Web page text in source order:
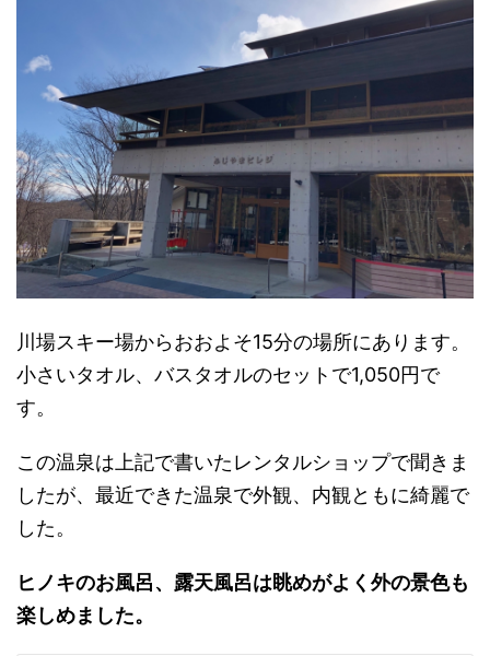
川場スキー場からおおよそ15分の場所にあります。
小さいタオル、バスタオルのセットで1,050円で
す。
この温泉は上記で書いたレンタルショップで聞きま
したが、最近できた温泉で外観、内観ともに綺麗で
した。
ヒノキのお風呂、露天風呂は眺めがよく外の景色も
楽しめました。